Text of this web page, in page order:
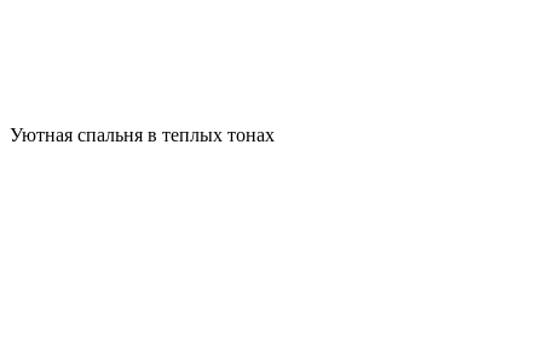
Уютная спальня в теплых тонах